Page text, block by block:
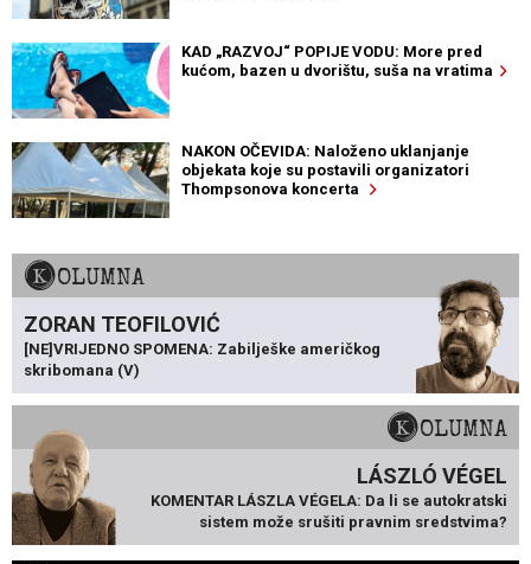
KAD „RAZVOJ“ POPIJE VODU: More pred
kućom, bazen u dvorištu, suša na vratima
NAKON OČEVIDA: Naloženo uklanjanje
objekata koje su postavili organizatori
Thompsonova koncerta
KOLUMNA
ZORAN TEOFILOVIĆ
[NE]VRIJEDNO SPOMENA: Zabilješke američkog
skribomana (V)
KOLUMNA
LÁSZLÓ VÉGEL
KOMENTAR LÁSZLA VÉGELA: Da li se autokratski
sistem može srušiti pravnim sredstvima?